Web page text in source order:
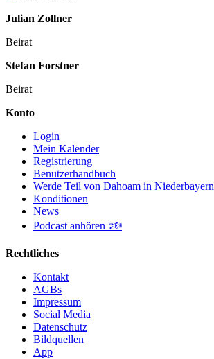
Julian Zollner
Beirat
Stefan Forstner
Beirat
Konto
Login
Mein Kalender
Registrierung
Benutzerhandbuch
Werde Teil von Dahoam in Niederbayern
Konditionen
News
Podcast anhören 🕬
Rechtliches
Kontakt
AGBs
Impressum
Social Media
Datenschutz
Bildquellen
App